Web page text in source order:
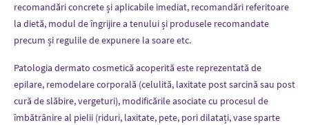
recomandări concrete și aplicabile imediat, recomandări referitoare
la dietă, modul de îngrijire a tenului și produsele recomandate
precum și regulile de expunere la soare etc.
Patologia dermato cosmetică acoperită este reprezentată de
epilare, remodelare corporală (celulită, laxitate post sarcină sau post
cură de slăbire, vergeturi), modificările asociate cu procesul de
îmbătrânire al pielii (riduri, laxitate, pete, pori dilatați, vase sparte